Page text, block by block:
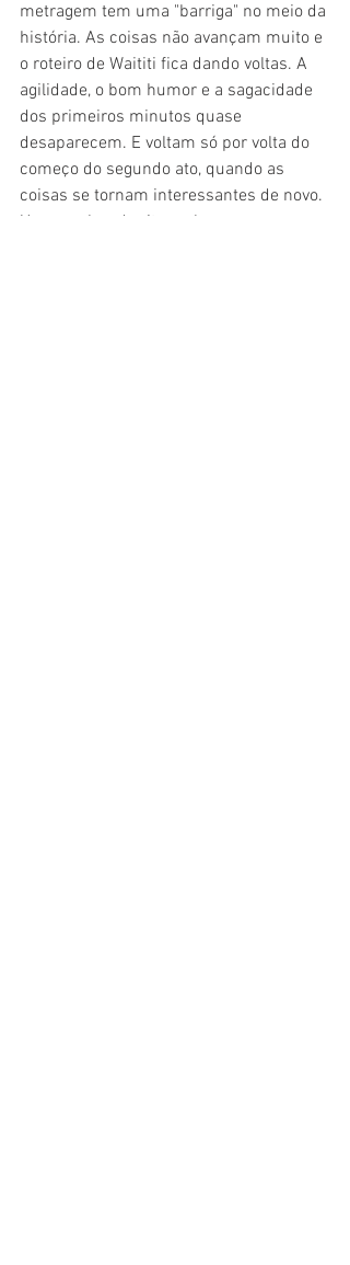
metragem tem uma "barriga" no meio da
história. As coisas não avançam muito e
o roteiro de Waititi fica dando voltas. A
agilidade, o bom humor e a sagacidade
dos primeiros minutos quase
desaparecem. E voltam só por volta do
começo do segundo ato, quando as
coisas se tornam interessantes de novo.
Uma quebra de ritmo clara.